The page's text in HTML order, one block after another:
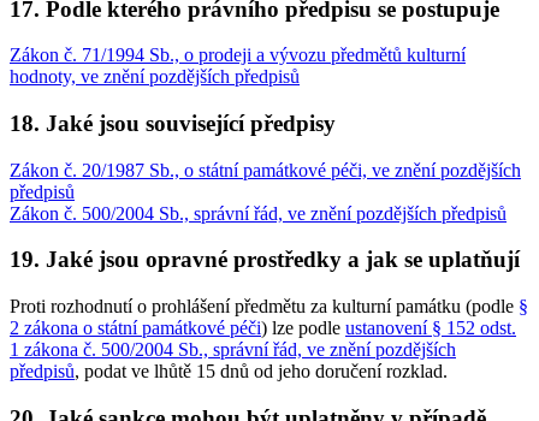
17. Podle kterého právního předpisu se postupuje
Zákon č. 71/1994 Sb., o prodeji a vývozu předmětů kulturní
hodnoty, ve znění pozdějších předpisů
18. Jaké jsou související předpisy
Zákon č. 20/1987 Sb., o státní památkové péči, ve znění pozdějších
předpisů
Zákon č. 500/2004 Sb., správní řád, ve znění pozdějších předpisů
19. Jaké jsou opravné prostředky a jak se uplatňují
Proti rozhodnutí o prohlášení předmětu za kulturní památku (podle §
2 zákona o státní památkové péči) lze podle ustanovení § 152 odst.
1 zákona č. 500/2004 Sb., správní řád, ve znění pozdějších
předpisů, podat ve lhůtě 15 dnů od jeho doručení rozklad.